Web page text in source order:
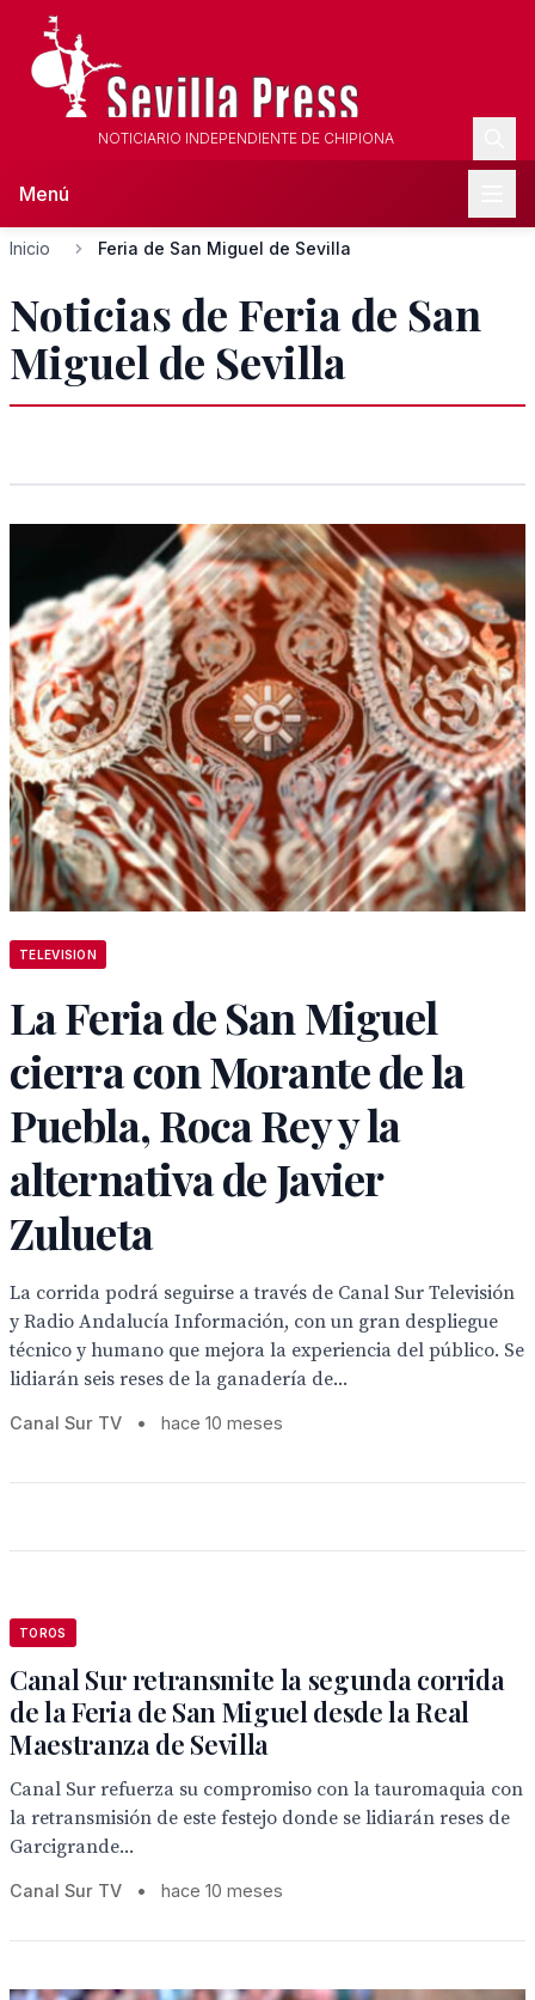
NOTICIARIO INDEPENDIENTE DE CHIPIONA
Menú
Inicio Feria de San Miguel de Sevilla
Noticias de Feria de San
Miguel de Sevilla
TELEVISION
La Feria de San Miguel
cierra con Morante de la
Puebla, Roca Rey y la
alternativa de Javier
Zulueta
La corrida podrá seguirse a través de Canal Sur Televisión
y Radio Andalucía Información, con un gran despliegue
técnico y humano que mejora la experiencia del público. Se
lidiarán seis reses de la ganadería de...
Canal Sur TV • hace 10 meses
TOROS
Canal Sur retransmite la segunda corrida
de la Feria de San Miguel desde la Real
Maestranza de Sevilla
Canal Sur refuerza su compromiso con la tauromaquia con
la retransmisión de este festejo donde se lidiarán reses de
Garcigrande...
Canal Sur TV • hace 10 meses